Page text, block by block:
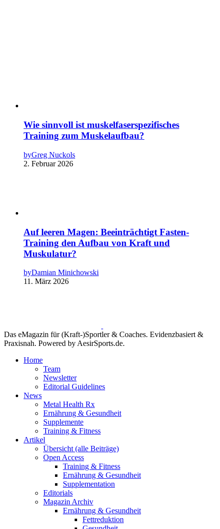
Wie sinnvoll ist muskelfaserspezifisches
Training zum Muskelaufbau?
byGreg Nuckols
2. Februar 2026
Auf leeren Magen: Beeinträchtigt Fasten-
Training den Aufbau von Kraft und
Muskulatur?
byDamian Minichowski
11. März 2026
Das eMagazin für (Kraft-)Sportler & Coaches. Evidenzbasiert &
Praxisnah. Powered by AesirSports.de.
Home
Team
Newsletter
Editorial Guidelines
News
Metal Health Rx
Ernährung & Gesundheit
Supplemente
Training & Fitness
Artikel
Übersicht (alle Beiträge)
Open Access
Training & Fitness
Ernährung & Gesundheit
Supplementation
Editorials
Magazin Archiv
Ernährung & Gesundheit
Fettreduktion